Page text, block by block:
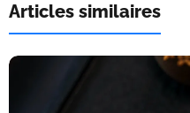
Articles similaires